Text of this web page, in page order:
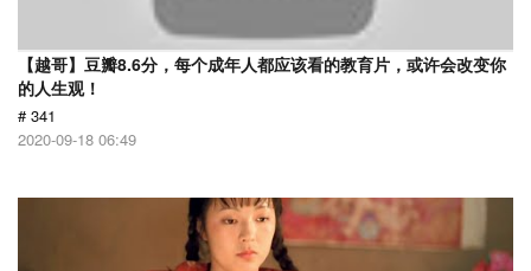
【越哥】豆瓣8.6分，每个成年人都应该看的教育片，或许会改变你
的人生观！
# 341
2020-09-18 06:49